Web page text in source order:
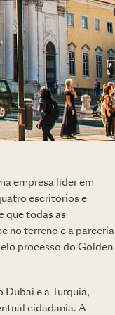
empresa líder em
escritórios e
que todas as
no terreno e a parceria
processo do Golden
e a Turquia,
cidadania. A